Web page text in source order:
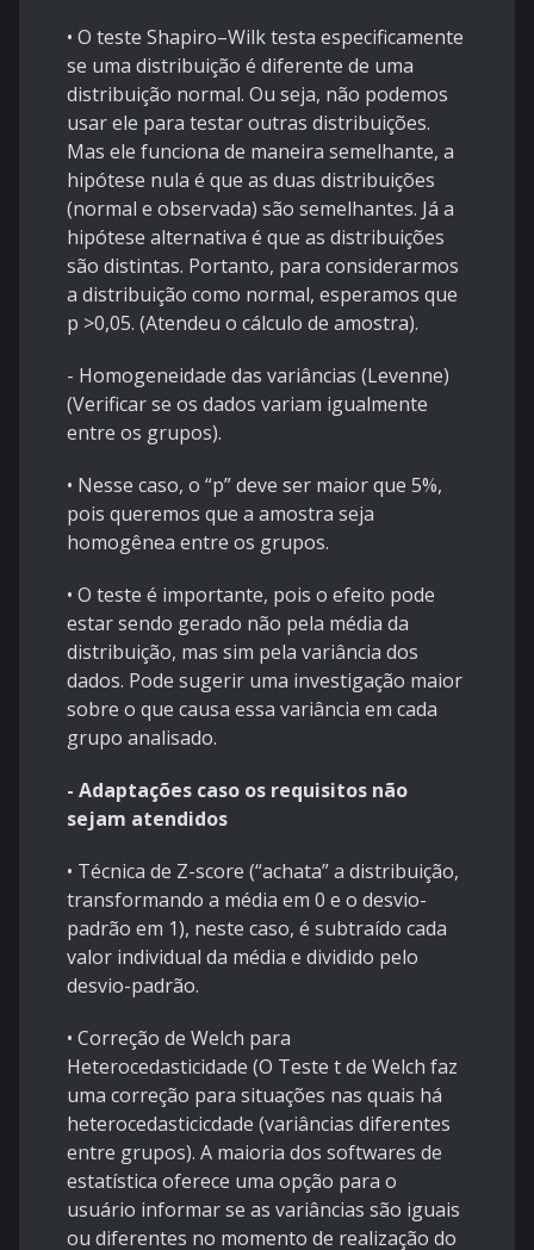
• O teste Shapiro–Wilk testa especificamente
se uma distribuição é diferente de uma
distribuição normal. Ou seja, não podemos
usar ele para testar outras distribuições.
Mas ele funciona de maneira semelhante, a
hipótese nula é que as duas distribuições
(normal e observada) são semelhantes. Já a
hipótese alternativa é que as distribuições
são distintas. Portanto, para considerarmos
a distribuição como normal, esperamos que
p >0,05. (Atendeu o cálculo de amostra).
- Homogeneidade das variâncias (Levenne)
(Verificar se os dados variam igualmente
entre os grupos).
• Nesse caso, o “p” deve ser maior que 5%,
pois queremos que a amostra seja
homogênea entre os grupos.
• O teste é importante, pois o efeito pode
estar sendo gerado não pela média da
distribuição, mas sim pela variância dos
dados. Pode sugerir uma investigação maior
sobre o que causa essa variância em cada
grupo analisado.
- Adaptações caso os requisitos não
sejam atendidos
• Técnica de Z-score (“achata” a distribuição,
transformando a média em 0 e o desvio-
padrão em 1), neste caso, é subtraído cada
valor individual da média e dividido pelo
desvio-padrão.
• Correção de Welch para
Heterocedasticidade (O Teste t de Welch faz
uma correção para situações nas quais há
heterocedasticicdade (variâncias diferentes
entre grupos). A maioria dos softwares de
estatística oferece uma opção para o
usuário informar se as variâncias são iguais
ou diferentes no momento de realização do